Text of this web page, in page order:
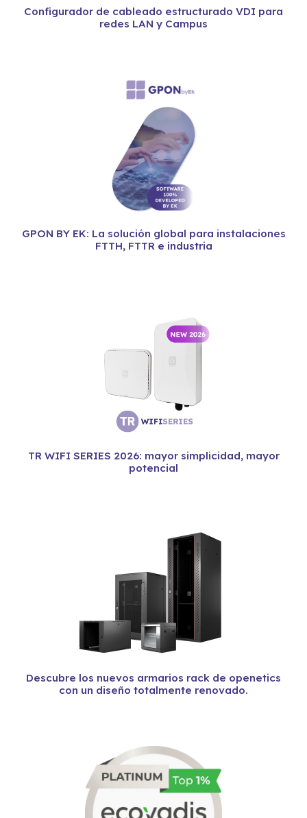
Configurador de cableado estructurado VDI para
redes LAN y Campus
GPON BY EK: La solución global para instalaciones
FTTH, FTTR e industria
TR WIFI SERIES 2026: mayor simplicidad, mayor
potencial
Descubre los nuevos armarios rack de openetics
con un diseño totalmente renovado.